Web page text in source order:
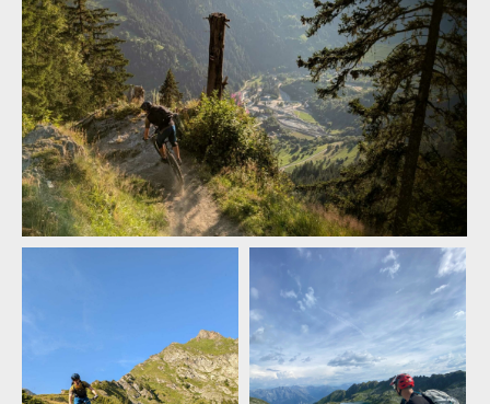
ENDURO2 se v roce 2025 pojede v Meribelu a Verbieru
ENDURO2 se v roce 2025 pojede v Meribelu a Verbieru